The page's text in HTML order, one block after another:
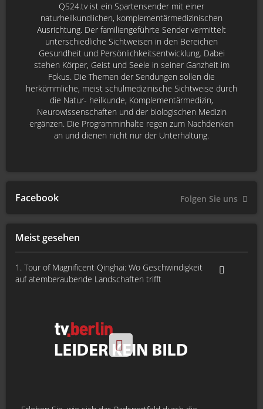
Meist gesehen
1. Tour of Magnificent Qinghai: Wo Geschwindigkeit
auf atemberaubende Landschaften trifft
QS24.tv ist ein Spartensender mit einer
naturheilkundlichen, komplementärmedizinischen
Ausrichtung. Der familiengeführte Sender vermittelt
unterschiedliche Sichtweisen in den Bereichen
Gesundheit und Persönlichkeitsentwicklung. Dabei
stehen Körper, Geist und Seele in seiner Ganzheit im
Fokus. Die Themen der Sendungen sollen die
herkömmliche, meist schulmedizinische Sichtweise durch
die Natur- heilkunde, Komplementärmedizin,
Neurowissenschaften und der biologischen Medizin
ergänzen. Die Programminhalte regen zum Nachdenken
an und dienen nicht nur der Unterhaltung.
Facebook Folgen Sie uns